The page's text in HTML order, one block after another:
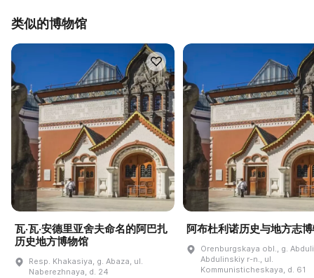
类似的博物馆
瓦·瓦·安德里亚舍夫命名的阿巴扎
历史地方博物馆
Resp. Khakasiya, g. Abaza, ul.
Naberezhnaya, d. 24
阿布杜利诺历史与地方志
Orenburgskaya obl., g.
Abdulinskiy r-n., ul.
Kommunisticheskaya, d. 61